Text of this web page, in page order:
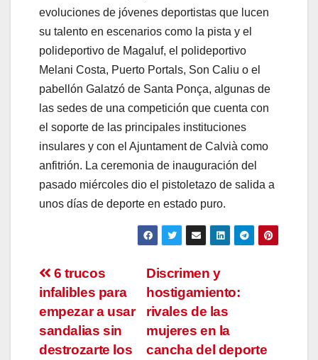
evoluciones de jóvenes deportistas que lucen
su talento en escenarios como la pista y el
polideportivo de Magaluf, el polideportivo
Melani Costa, Puerto Portals, Son Caliu o el
pabellón Galatzó de Santa Ponça, algunas de
las sedes de una competición que cuenta con
el soporte de las principales instituciones
insulares y con el Ajuntament de Calvià como
anfitrión. La ceremonia de inauguración del
pasado miércoles dio el pistoletazo de salida a
unos días de deporte en estado puro.
Navegación
de
entradas
Discrimen y
hostigamiento:
rivales de las
mujeres en la
cancha del deporte
6 trucos
infalibles para
empezar a usar
sandalias sin
destrozarte los